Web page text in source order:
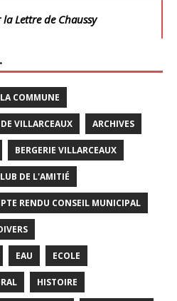
Lettre de Chaussy
COMMUNE
VILLARCEAUX ARCHIVES
BERGERIE VILLARCEAUX
DE L'AMITIÉ
RENDU CONSEIL MUNICIPAL
EAU ECOLE
HISTOIRE